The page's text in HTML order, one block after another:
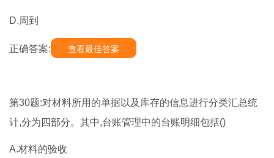
D.周到
正确答案: 查看最佳答案
第30题:对材料所用的单据以及库存的信息进行分类汇总统
计,分为四部分。其中,台账管理中的台账明细包括()
A.材料的验收